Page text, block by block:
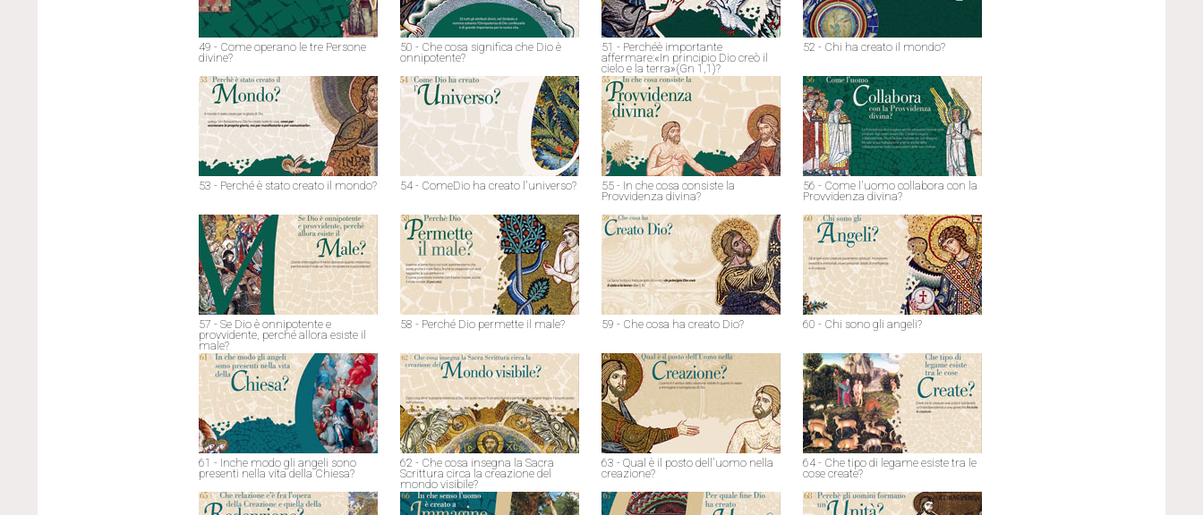
49 - Come operano le tre Persone
divine?
50 - Che cosa significa che Dio è
onnipotente?
51 - Perchéè importante
affermare:«In principio Dio creò il
cielo e la terra»(Gn 1,1)?
52 - Chi ha creato il mondo?
53 - Perché è stato creato il mondo? 54 - ComeDio ha creato l'universo?
55 - In che cosa consiste la
Provvidenza divina?
56 - Come l'uomo collabora con la
Provvidenza divina?
57 - Se Dio è onnipotente e
provvidente, perché allora esiste il
male?
58 - Perché Dio permette il male? 59 - Che cosa ha creato Dio? 60 - Chi sono gli angeli?
61 - Inche modo gli angeli sono
presenti nella vita della Chiesa?
62 - Che cosa insegna la Sacra
Scrittura circa la creazione del
mondo visibile?
63 - Qual è il posto dell'uomo nella
creazione?
64 - Che tipo di legame esiste tra le
cose create?